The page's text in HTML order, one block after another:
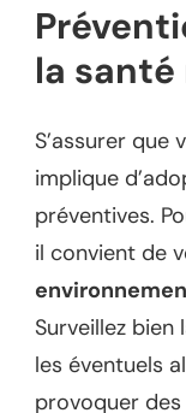
la
S’assurer
implique
préventives.
il convient de
Surveillez
les éventuels
provoquer